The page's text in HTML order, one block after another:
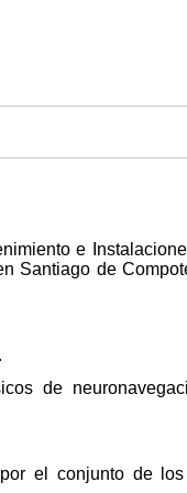
e
Santiago de
de
el conjunto de los